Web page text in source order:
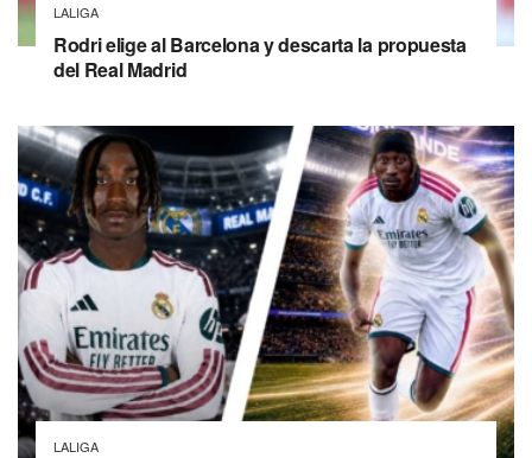
LALIGA
Rodri elige al Barcelona y descarta la propuesta
del Real Madrid
LALIGA